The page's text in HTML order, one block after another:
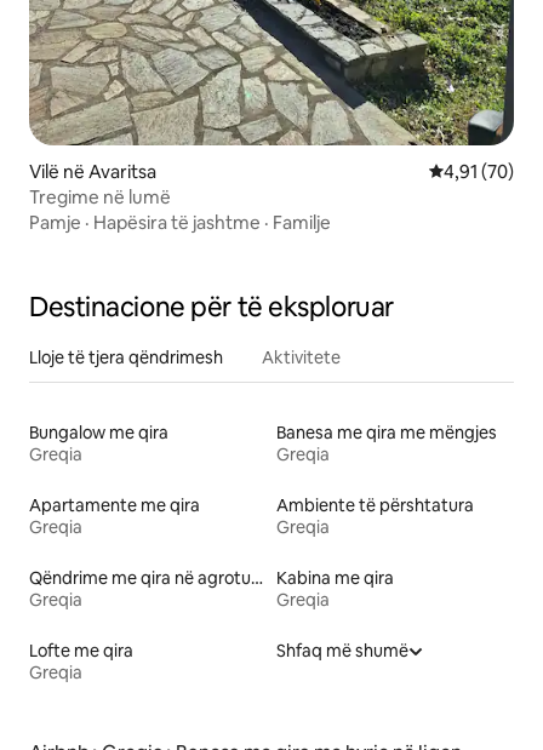
Vilë në Avaritsa Vlerësimi
4,91 (70)
Tregime në lumë
Pamje · Hapësira të jashtme · Familje
Destinacione për të eksploruar
Lloje të tjera qëndrimesh Aktivitete
Bungalow me qira
Greqia
Banesa me qira me mëngjes
Greqia
Apartamente me qira
Greqia
Ambiente të përshtatura
Greqia
Qëndrime me qira në agroturizme
Greqia
Kabina me qira
Greqia
Lofte me qira
Greqia
Shfaq më shumë